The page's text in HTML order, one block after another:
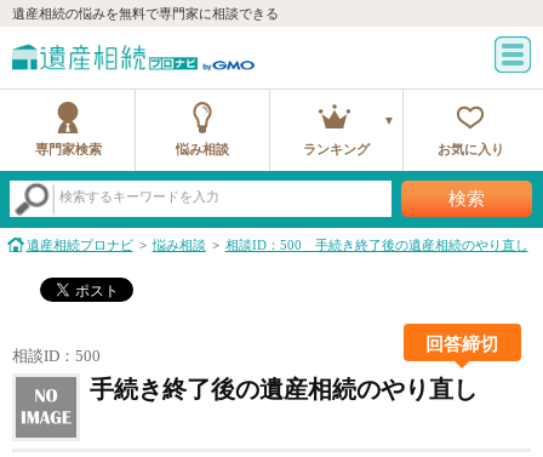
遺産相続の悩みを無料で専門家に相談できる
専門家検索 悩み相談 ランキング お気に入り
検索するキーワードを入力 検索
遺産相続プロナビ 悩み相談 相談ID：500 手続き終了後の遺産相続のやり直し
相談ID：500
回答締切
手続き終了後の遺産相続のやり直し